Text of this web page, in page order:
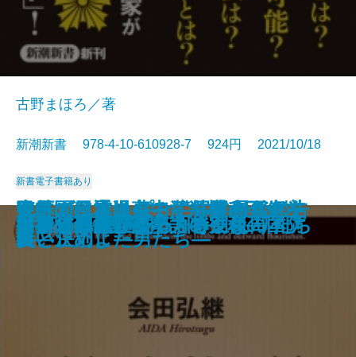
山奥ビジネス―一流の田舎を創造
する―
芸能界誕生
人間の業
スマホで薬物を買う子どもたち
異論正論
首相官邸の2800日
マツダとカープ―松田ファミリー
の100年史―
官邸は今日も間違える
平成のヒット曲
職務質問
古野まほろ／著
新潮新書 978-4-10-610928-7 924円 2021/10/18
新書電子書籍あり
世界の知性が語る「特別な日本」
甲子園は通過点です―勝利至上主
義と決別した男たち―
財務省の「ワル」
森林で日本は蘇る―林業の瓦解を
食い止めよ―
国家の尊厳
自衛隊最高幹部が語る令和の国防
兜町の風雲児―中江滋樹 最後の告
白―
半グレ―反社会勢力の実像―
ブラック霞が関
コンビニは通える引きこもりたち